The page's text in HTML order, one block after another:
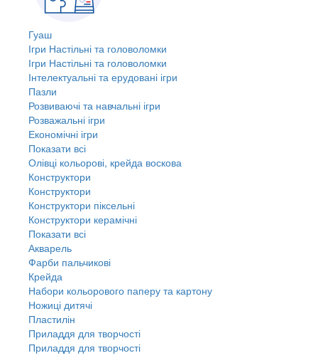
Гуаш
Ігри Настільні та головоломки
Ігри Настільні та головоломки
Інтелектуальні та ерудовані ігри
Пазли
Розвиваючі та навчальні ігри
Розважальні ігри
Економічні ігри
Показати всі
Олівці кольорові, крейда воскова
Конструктори
Конструктори
Конструктори піксельні
Конструктори керамічні
Показати всі
Акварель
Фарби пальчикові
Крейда
Набори кольорового паперу та картону
Ножиці дитячі
Пластилін
Приладдя для творчості
Приладдя для творчості